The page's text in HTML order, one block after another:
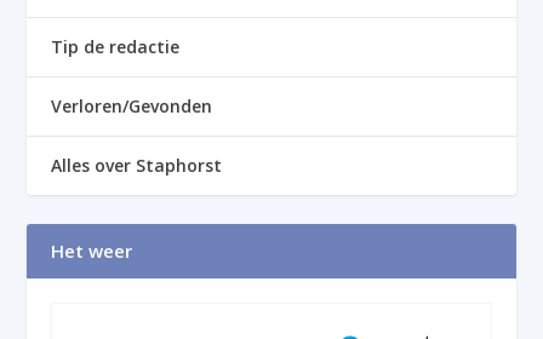
Tip de redactie
Verloren/Gevonden
Alles over Staphorst
Het weer